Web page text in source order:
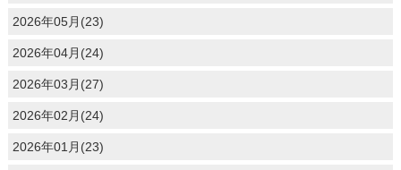
2026年05月(23)
2026年04月(24)
2026年03月(27)
2026年02月(24)
2026年01月(23)